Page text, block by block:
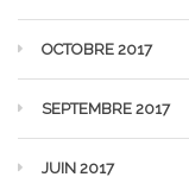
OCTOBRE 2017
SEPTEMBRE 2017
JUIN 2017